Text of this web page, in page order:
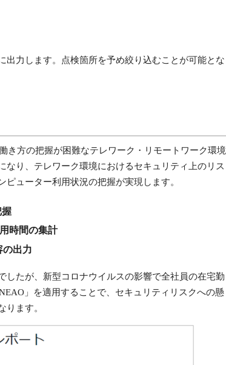
力します。点検箇所を予め絞り込むことが可能とな
き方の把握が困難なテレワーク・リモートワーク環境
り、テレワーク環境におけるセキュリティ上のリス
ューター利用状況の把握が実現します。
握
時間の集計
の出力
たが、新型コロナウイルスの影響で全社員の在宅勤
」を適用することで、セキュリティリスクへの懸
ります。